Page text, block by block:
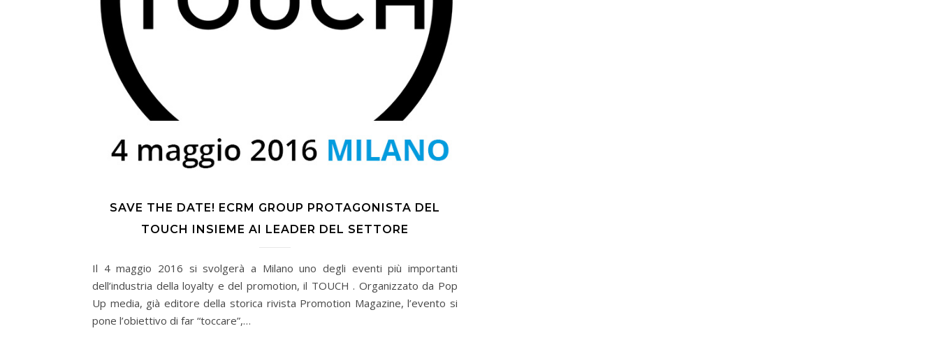
SAVE THE DATE! ECRM GROUP PROTAGONISTA DEL
TOUCH INSIEME AI LEADER DEL SETTORE
Il 4 maggio 2016 si svolgerà a Milano uno degli eventi più importanti
dell’industria della loyalty e del promotion, il TOUCH . Organizzato da Pop
Up media, già editore della storica rivista Promotion Magazine, l’evento si
pone l’obiettivo di far “toccare”,…